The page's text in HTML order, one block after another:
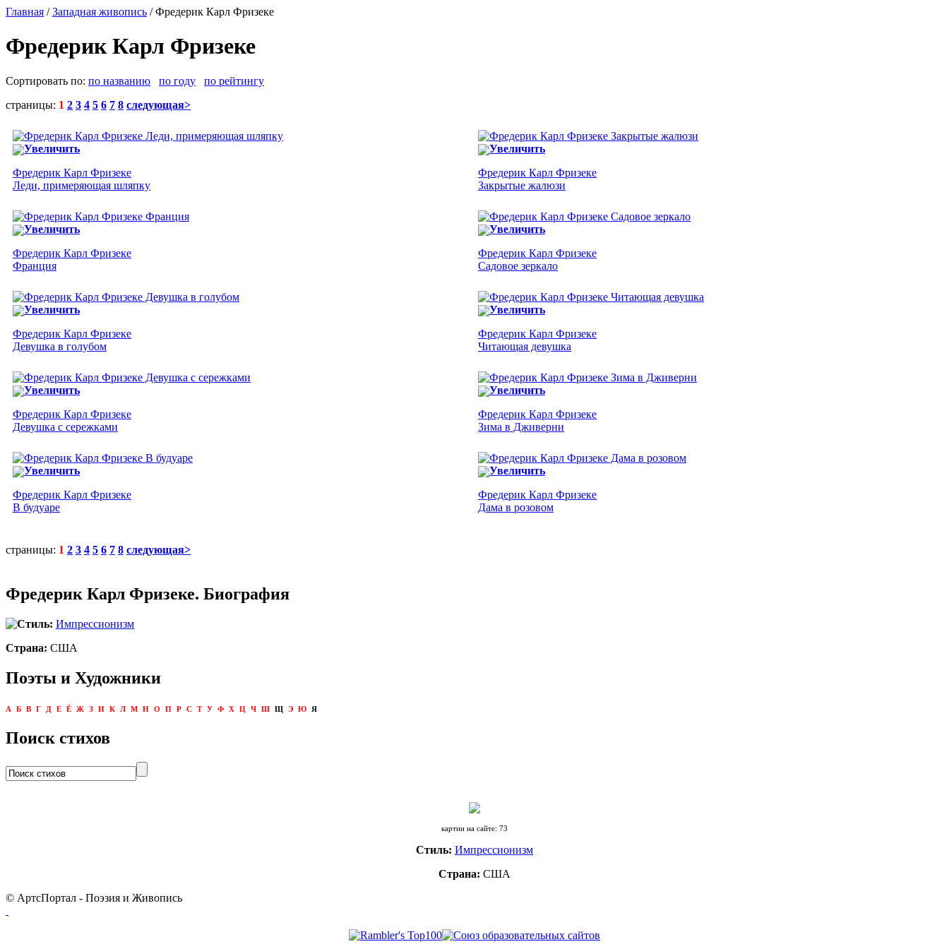
Главная /Западная живопись / Фредерик Карл Фризеке
Фредерик Карл Фризеке
Сортировать по: по названию по году
по рейтингу
страницы: 1 2 3 4 5 6 7 8 следующая>
Увеличить
Фредерик Карл Фризеке
Леди, примеряющая шляпку
Увеличить
Фредерик Карл Фризеке
Закрытые жалюзи
Увеличить
Фредерик Карл Фризеке
Франция
Увеличить
Фредерик Карл Фризеке
Садовое зеркало
Увеличить
Фредерик Карл Фризеке
Девушка в голубом
Увеличить
Фредерик Карл Фризеке
Читающая девушка
Увеличить
Фредерик Карл Фризеке
Девушка с сережками
Увеличить
Фредерик Карл Фризеке
Зима в Дживерни
Увеличить
Фредерик Карл Фризеке
В будуаре
Увеличить
Фредерик Карл Фризеке
Дама в розовом
страницы: 1 2 3 4 5 6 7 8 следующая>
Фредерик Карл Фризеке. Биография
Стиль: Импрессионизм
Страна: США
Поэты и Художники
А Б В Г Д Е Ё Ж З И К Л М Н О П Р С Т У Ф Х Ц Ч Ш Щ Э Ю Я
Поиск стихов
картин на сайте: 73
Стиль: Импрессионизм
Страна: США
© АртсПортал - Поэзия и Живопись